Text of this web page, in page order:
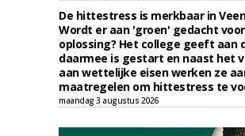
De hittestress is merkbaar in
Wordt er aan 'groen' gedacht
oplossing? Het college geeft aan
daarmee is gestart en naast het
aan wettelijke eisen werken ze
maatregelen om hittestress te
maandag 3 augustus 2026